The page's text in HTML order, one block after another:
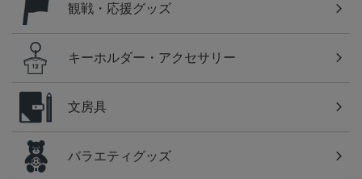
観戦・応援グッズ
キーホルダー・アクセサリー
文房具
バラエティグッズ